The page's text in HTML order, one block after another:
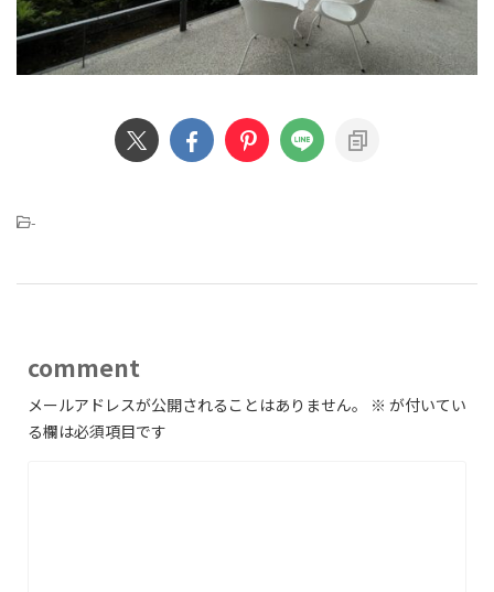
-
comment
メールアドレスが公開されることはありません。 ※ が付いてい
る欄は必須項目です